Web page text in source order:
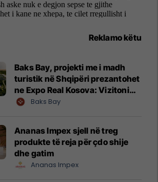
Reklamo këtu
Baks Bay, projekti me i madh
turistik në Shqipëri prezantohet
ne Expo Real Kosova: Vizitoni
shtandin dhe zbuloni
Baks Bay
Ananas Impex sjell në treg
produkte të reja për çdo shije
dhe gatim
Ananas Impex